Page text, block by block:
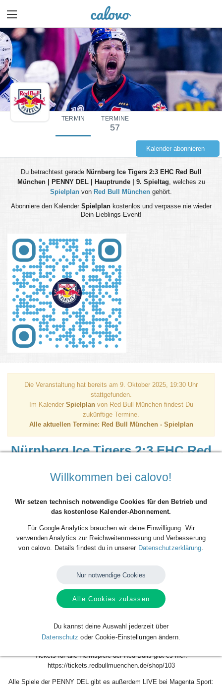
TERMIN TERMINE
57
Kalender abonnieren
Du betrachtest gerade Nürnberg Ice Tigers 2:3 EHC Red Bull
München | PENNY DEL | Hauptrunde | 9. Spieltag, welches zu
Spielplan von Red Bull München gehört.
Abonniere den Kalender Spielplankostenlos und verpasse nie wieder
Dein Lieblings-Event!
Die Veranstaltung hat bereits am 9. Oktober 2025, 19:30 Uhr
stattgefunden.
Im Kalender Spielplanvon Red Bull München findest Du
zukünftige Termine.
Alle aktuellen Termine: Red Bull München - Spielplan
Nürnberg Ice Tigers 2:3 EHC Red
Hauptrunde | 9. Spieltag
Donnerstag, 09.10.2025, 19:30 Uhr ·
Arena
Nürnberg
Beginn der Veranstaltung
09
Okt
2025
Do.
21:30
Ort der Veranstaltung
Arena Nürnberger Versicherung, Kurt-Leucht-Weg 11, 90471 Nürnberg
Tickets für alle Heimspiele der Red Bulls gibt es hier:
https://tickets.redbullmuenchen.de/shop/103
Alle Spiele der PENNY DEL gibt es außerdem LIVE bei Magenta Sport:
Willkommen bei calovo!
Wir setzen technisch notwendige Cookies für den Betrieb und
das kostenlose Kalender-Abonnement.
Für Google Analytics brauchen wir deine Einwilligung. Wir
verwenden Analytics zur Reichweitenmessung und Verbesserung
von calovo. Details findest du in unserer Datenschutzerklärung
Nur notwendige Cookies
Alle Cookies zulassen
Du kannst deine Auswahl jederzeit über
Datenschutz oder Cookie-Einstellungen ändern.